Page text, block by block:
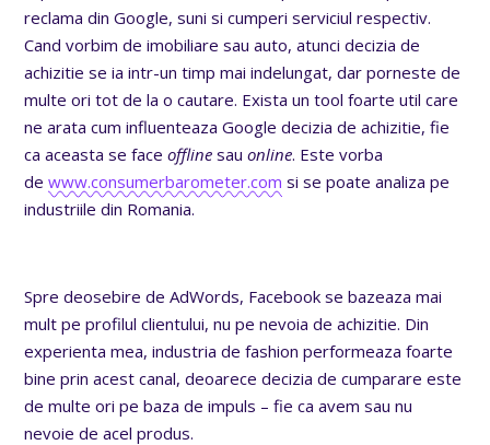
reclama din Google, suni si cumperi serviciul respectiv.
Cand vorbim de imobiliare sau auto, atunci decizia de
achizitie se ia intr-un timp mai indelungat, dar porneste de
multe ori tot de la o cautare. Exista un tool foarte util care
ne arata cum influenteaza Google decizia de achizitie, fie
ca aceasta se faceoffline sauonline. Este vorba
dewww.consumerbarometer.com si se poate analiza pe
industriile din Romania.
Spre deosebire de AdWords, Facebook se bazeaza mai
mult pe profilul clientului, nu pe nevoia de achizitie. Din
experienta mea, industria de fashion performeaza foarte
bine prin acest canal, deoarece decizia de cumparare este
de multe ori pe baza de impuls – fie ca avem sau nu
nevoie de acel produs.